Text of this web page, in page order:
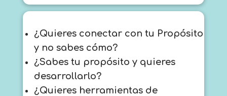
¿Quieres conectar con tu Propósito
y no sabes cómo?
¿Sabes tu propósito y quieres
desarrollarlo?
¿Quieres herramientas de